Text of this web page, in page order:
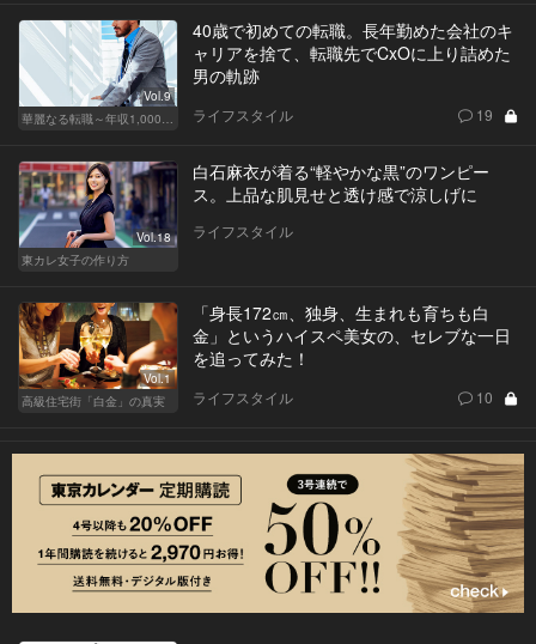
Vol.9
40歳で初めての転職。長年勤めた会社のキ
ャリアを捨て、転職先でCxOに上り詰めた
男の軌跡
ライフスタイル 19
Vol.18
東カレ女子の作り方
白石麻衣が着る“軽やかな黒”のワンピー
ス。上品な肌見せと透け感で涼しげに
ライフスタイル
Vol.1
高級住宅街「白金」の真実
「身長172㎝、独身、生まれも育ちも白
金」というハイスペ美女の、セレブな一日
を追ってみた！
ライフスタイル 10